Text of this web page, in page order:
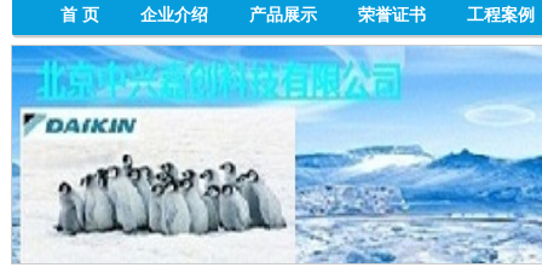
首 页 企业介绍 产品展示 荣誉证书 工程案例